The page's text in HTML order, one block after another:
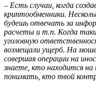
– Есть случаи, когда
криптообменники.
будешь отвечать за
расчеты и т.п. Когда
уголовную
возмещали ущерб. На
совершая операции на
знаете, кто находится
понимать, кто твой